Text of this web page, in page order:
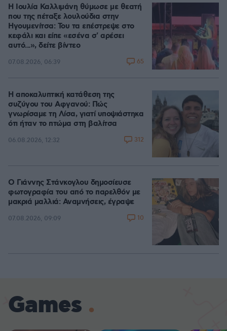
Η Ιουλία Καλλιμάνη θύμωσε με θεατή
που της πέταξε λουλούδια στην
Ηγουμενίτσα: Του τα επέστρεψε στο
κεφάλι και είπε «εσένα σ' αρέσει
αυτό...», δείτε βίντεο
07.08.2026, 06:39 65
Η αποκαλυπτική κατάθεση της
συζύγου του Αφγανού: Πώς
γνωρίσαμε τη Λίσα, γιατί υποψιάστηκα
ότι ήταν το πτώμα στη βαλίτσα
06.08.2026, 12:32 312
Ο Γιάννης Στάνκογλου δημοσίευσε
φωτογραφία του από το παρελθόν με
μακριά μαλλιά: Αναμνήσεις, έγραψε
07.08.2026, 09:09 10
Games